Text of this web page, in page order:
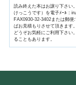
読み終えた本はお譲り下さい
けっこうです）を電子ﾒｰﾙ：
FAX0930-32-3402または郵
ばお見積もりさせて頂きます
どうぞお気軽にご利用下さい
ることもあります。